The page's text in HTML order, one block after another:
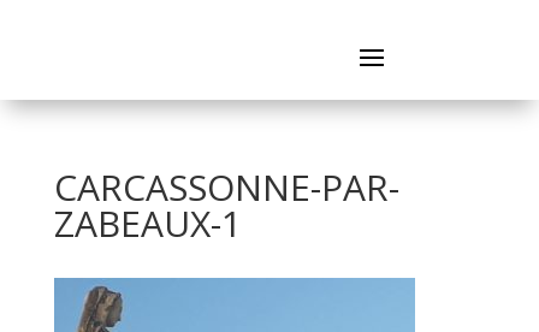
CARCASSONNE-PAR-
ZABEAUX-1